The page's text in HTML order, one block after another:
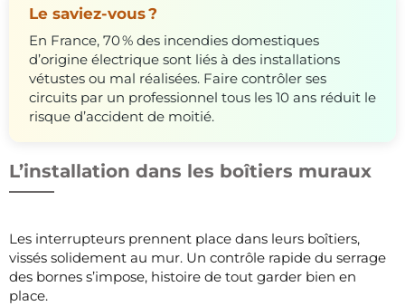
Le saviez-vous ?
En France, 70 % des incendies domestiques
d’origine électrique sont liés à des installations
vétustes ou mal réalisées. Faire contrôler ses
circuits par un professionnel tous les 10 ans réduit le
risque d’accident de moitié.
L’installation dans les boîtiers muraux
Les interrupteurs prennent place dans leurs boîtiers,
vissés solidement au mur. Un contrôle rapide du serrage
des bornes s’impose, histoire de tout garder bien en
place.